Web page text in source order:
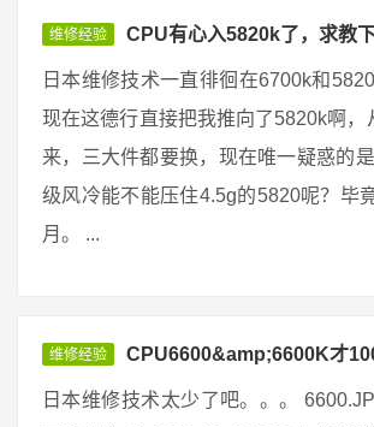
维修经验 CPU有心入5820k了，求教
日本维修技术一直徘徊在6700k和
现在这德行直接把我推向了5820k啊，
来，三大件都要换，现在唯一疑惑的
级风冷能不能压住4.5g的5820呢？毕
月。 ...
维修经验 CPU6600&amp;6600K才
日本维修技术太少了吧。。。